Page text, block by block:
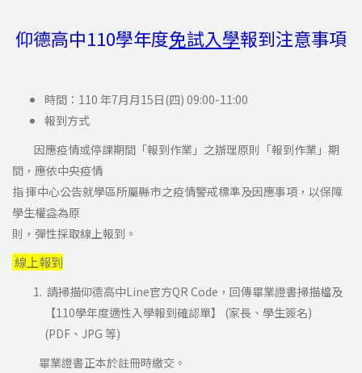
仰德高中110學年度免試入學報到注意事項
時間：110 年7月月15日(四) 09:00-11:00
報到方式
因應疫情或停課期間「報到作業」之辦理原則「報到作業」期
間，應依中央疫情
指 揮中心公告就學區所屬縣市之疫情警戒標準及因應事項，以保障
學生權益為原
則，彈性採取線上報到。
線上報到
請掃描仰德高中Line官方QR Code，回傳畢業證書掃描檔及
【110學年度適性入學報到確認單】 (家長、學生簽名)
(PDF、JPG 等)
畢業證書正本於註冊時繳交。